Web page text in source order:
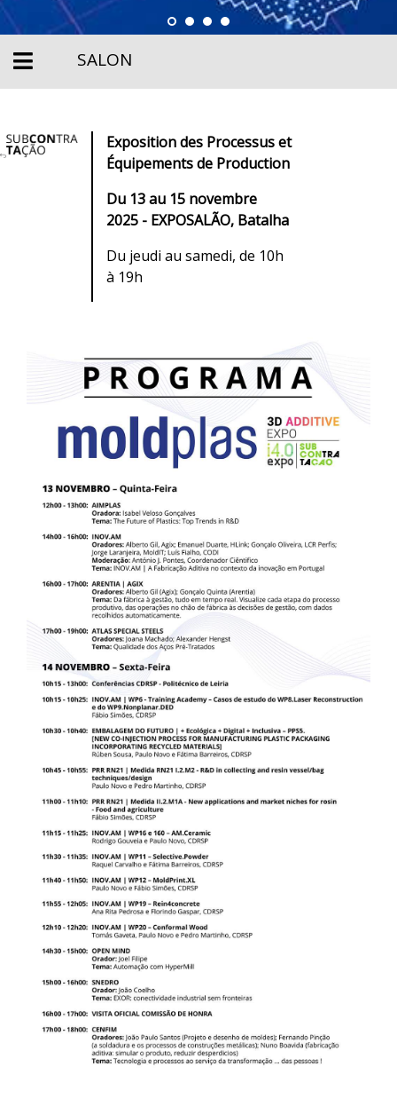
SALON
Exposition des Processus et
Équipements de Production
Du 13 au 15 novembre
2025 - EXPOSALÃO, Batalha
Du jeudi au samedi, de 10h
à 19h